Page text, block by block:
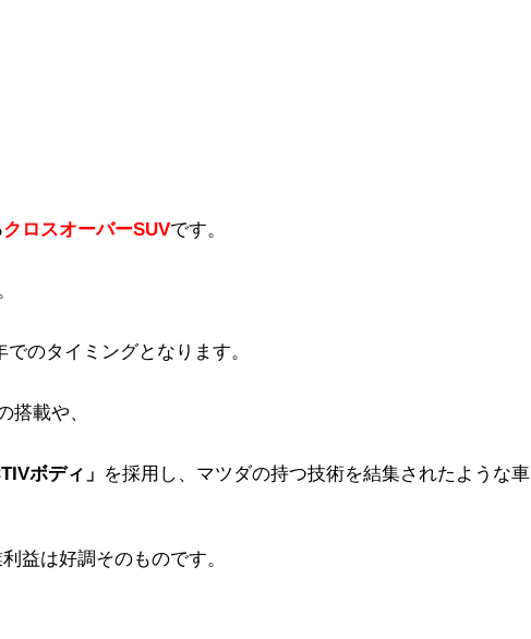
クロスオーバーSUVです。
のタイミングとなります。
搭載や、
ボディ」 を採用し、マツダの持つ技術を結集されたような車
益は好調そのものです。